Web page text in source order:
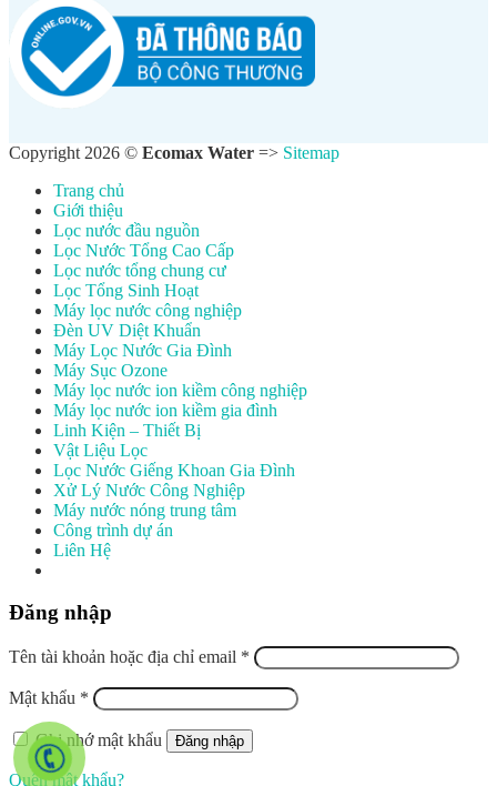
Copyright 2026 © Ecomax Water => Sitemap
Trang chủ
Giới thiệu
Lọc nước đầu nguồn
Lọc Nước Tổng Cao Cấp
Lọc nước tổng chung cư
Lọc Tổng Sinh Hoạt
Máy lọc nước công nghiệp
Đèn UV Diệt Khuẩn
Máy Lọc Nước Gia Đình
Máy Sục Ozone
Máy lọc nước ion kiềm công nghiệp
Máy lọc nước ion kiềm gia đình
Linh Kiện – Thiết Bị
Vật Liệu Lọc
Lọc Nước Giếng Khoan Gia Đình
Xử Lý Nước Công Nghiệp
Máy nước nóng trung tâm
Công trình dự án
Liên Hệ
Đăng nhập
Tên tài khoản hoặc địa chỉ email *
Mật khẩu *
Ghi nhớ mật khẩu Đăng nhập
Quên mật khẩu?